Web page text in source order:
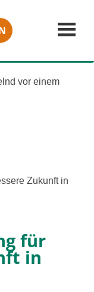
Zukunft in
für
in